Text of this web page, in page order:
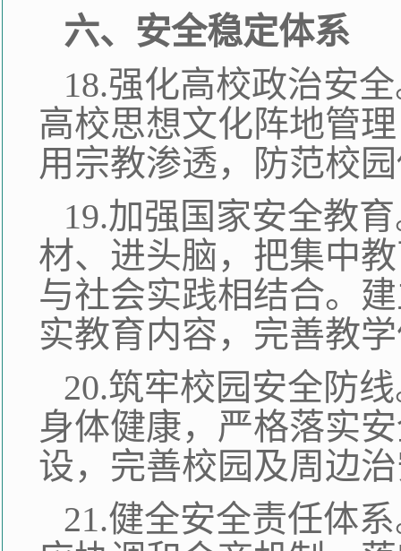
六、安全稳定体系
18.强化高校政治安
高校思想文化阵地管
用宗教渗透，防范校
19.加强国家安全教
材、进头脑，把集中
与社会实践相结合。
实教育内容，完善教
20.筑牢校园安全防
身体健康，严格落实
设，完善校园及周边
21.健全安全责任体